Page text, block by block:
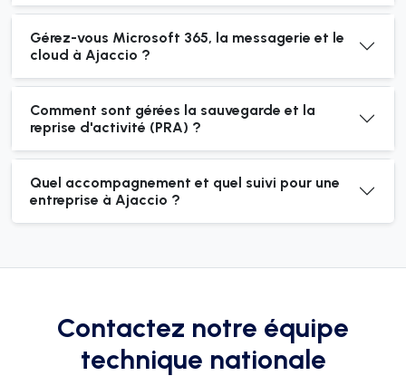
Gérez-vous Microsoft 365, la messagerie et le
cloud à Ajaccio ?
Comment sont gérées la sauvegarde et la
reprise d'activité (PRA) ?
Quel accompagnement et quel suivi pour une
entreprise à Ajaccio ?
Contactez notre équipe
technique nationale